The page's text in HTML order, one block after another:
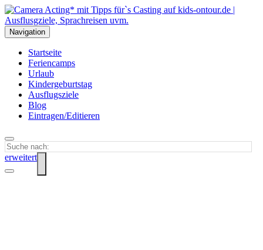
Navigation
Startseite
Feriencamps
Urlaub
Kindergeburtstag
Ausflugsziele
Blog
Eintragen/Editieren
erweitert